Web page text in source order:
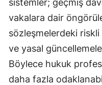
vakalara dair
sözleşmelerdeki
ve yasal
Böylece hukuk
daha fazla